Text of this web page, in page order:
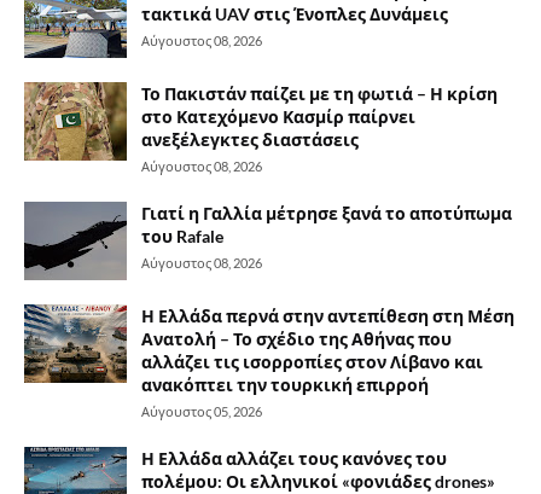
τακτικά UAV στις Ένοπλες Δυνάμεις
Αύγουστος 08, 2026
Το Πακιστάν παίζει με τη φωτιά – Η κρίση
στο Κατεχόμενο Κασμίρ παίρνει
ανεξέλεγκτες διαστάσεις
Αύγουστος 08, 2026
Γιατί η Γαλλία μέτρησε ξανά το αποτύπωμα
του Rafale
Αύγουστος 08, 2026
Η Ελλάδα περνά στην αντεπίθεση στη Μέση
Ανατολή – Το σχέδιο της Αθήνας που
αλλάζει τις ισορροπίες στον Λίβανο και
ανακόπτει την τουρκική επιρροή
Αύγουστος 05, 2026
Η Ελλάδα αλλάζει τους κανόνες του
πολέμου: Οι ελληνικοί «φονιάδες drones»